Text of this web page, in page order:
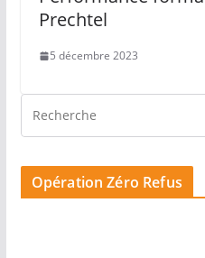
Prechtel
5 décembre 2023
Opération Zéro Refus